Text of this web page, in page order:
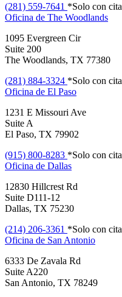
(281) 559-7641 *Solo con
Oficina de The Woodlands
1095 Evergreen Cir
Suite 200
The Woodlands, TX 77380
(281) 884-3324 *Solo con
Oficina de El Paso
1231 E Missouri Ave
Suite A
El Paso, TX 79902
(915) 800-8283 *Solo con
Oficina de Dallas
12830 Hillcrest Rd
Suite D111-12
Dallas, TX 75230
(214) 206-3361 *Solo con
Oficina de San Antonio
6333 De Zavala Rd
Suite A220
San Antonio, TX 78249